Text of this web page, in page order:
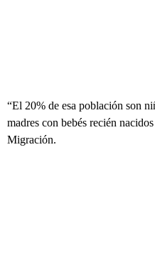
“El 20% de esa población son
madres con bebés recién
Migración.